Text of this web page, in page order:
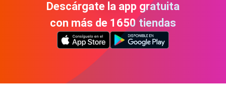
Descárgate la app gratuita
con más de 1650 tiendas